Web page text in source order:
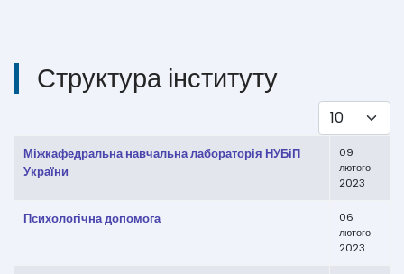
Структура інституту
Показувати
Заголовок Дата створення
Міжкафедральна навчальна лабораторія НУБіП
України
09
лютого
2023
Психологічна допомога
06
лютого
2023